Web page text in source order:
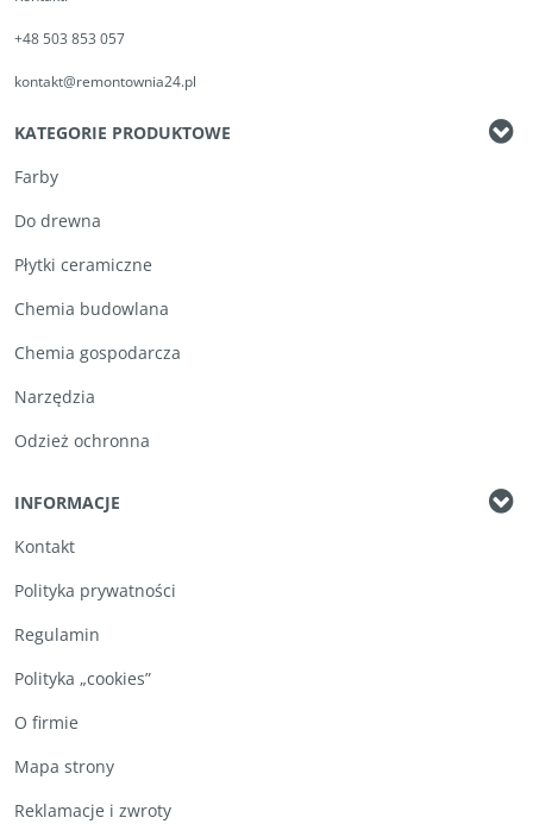
+48 503 853 057
kontakt@remontownia24.pl
KATEGORIE PRODUKTOWE
Farby
Do drewna
Płytki ceramiczne
Chemia budowlana
Chemia gospodarcza
Narzędzia
Odzież ochronna
INFORMACJE
Kontakt
Polityka prywatności
Regulamin
Polityka „cookies”
O firmie
Mapa strony
Reklamacje i zwroty